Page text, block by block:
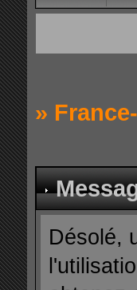
»
Désolé,